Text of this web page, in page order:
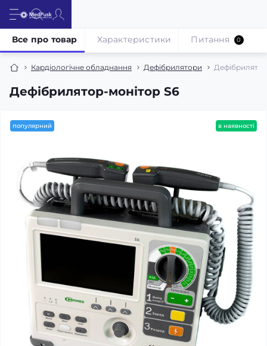
Кардіологічне обладнання Дефібрилятори
Дефібрилятор-монітор S6
Все про товар Характеристики Питання 0
популярний в наявності